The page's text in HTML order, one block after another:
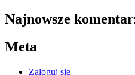
Najnowsze
Meta
Zaloguj się